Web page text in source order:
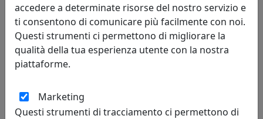
TAVOLINO ROUND 1 ROTONDO D40 IN METALLO CT05040-10
PETROLIO
MemeDesign
accedere a determinate risorse del nostro servizio e
ti consentono di comunicare più facilmente con noi.
Questi strumenti ci permettono di migliorare la
qualità della tua esperienza utente con la nostra
piattaforme.
Marketing
Questi strumenti di tracciamento ci permettono di